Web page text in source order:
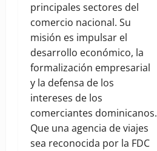
principales sectores del
comercio nacional. Su
misión es impulsar el
desarrollo económico, la
formalización empresarial
y la defensa de los
intereses de los
comerciantes dominicanos.
Que una agencia de viajes
sea reconocida por la FDC